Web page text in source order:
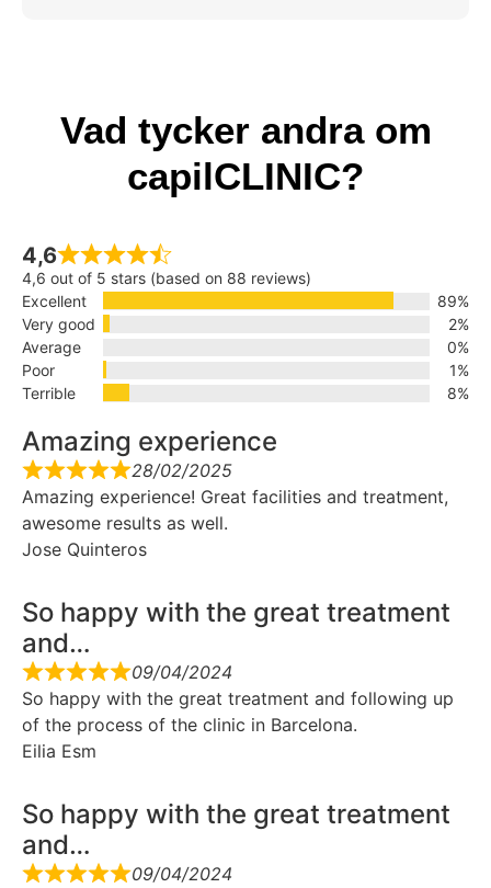
Vad tycker andra om
capilCLINIC?
4,6
4,6 out of 5 stars (based on 88 reviews)
Excellent
89%
Very good
2%
Average
0%
Poor
1%
Terrible
8%
Amazing experience
28/02/2025
Amazing experience! Great facilities and treatment,
awesome results as well.
Jose Quinteros
So happy with the great treatment
and…
09/04/2024
So happy with the great treatment and following up
of the process of the clinic in Barcelona.
Eilia Esm
So happy with the great treatment
and…
09/04/2024